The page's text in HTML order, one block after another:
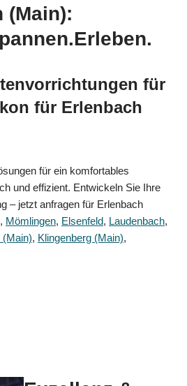
(Main):
für
für Erlenbach
für ein komfortables
und effizient. Entwickeln Sie Ihre
– jetzt anfragen für Erlenbach
, Mömlingen, Elsenfeld, Laudenbach,
(Main), Klingenberg (Main),